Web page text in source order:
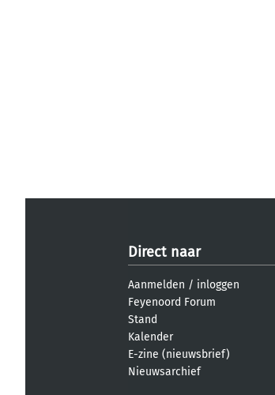
Direct naar
Aanmelden / inloggen
Feyenoord Forum
Stand
Kalender
E-zine (nieuwsbrief)
Nieuwsarchief